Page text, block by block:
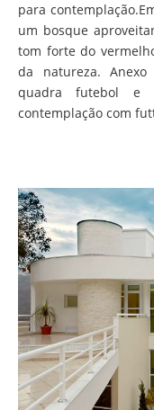
para
um bosque
tom forte do
da natureza.
quadra futebol e
contemplação com